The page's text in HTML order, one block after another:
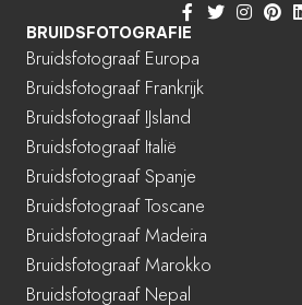
BRUIDSFOTOGRAFIE
Bruidsfotograaf Europa
Bruidsfotograaf Frankrijk
Bruidsfotograaf IJsland
Bruidsfotograaf Italië
Bruidsfotograaf Spanje
Bruidsfotograaf Toscane
Bruidsfotograaf Madeira
Bruidsfotograaf Marokko
Bruidsfotograaf Nepal